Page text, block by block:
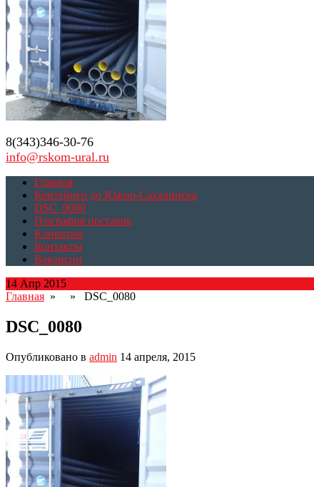
8(343)346-30-76
info@rskom-ural.ru
Главная
Контейнер до Южно-Сахалинска
DSC_0080
География поставок
Клиентам
Контакты
Вакансии
14 Апр 2015
Главная » » DSC_0080
DSC_0080
Опубликовано в admin 14 апреля, 2015